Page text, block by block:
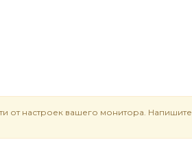
от настроек вашего монитора. Напишите